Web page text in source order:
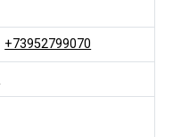
+73952799070